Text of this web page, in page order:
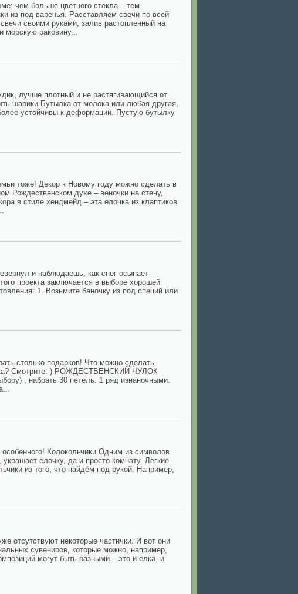
чем больше цветного стекла – тем
из-под варенья. Расставляем свечи по всей
своими руками, залив растопленный на
раковину...
лучше плотный и не растягивающийся от
шарики Бутылка от молока или любая другая,
устойчивы к деформации. Пустую бутылку
тоже! Декор к Новому году можно сделать в
Рождественском духе – веночки на стену,
в стиле хендмейд – эта елочка из клаптиков
и наблюдаешь, как снег осыпает
проекта заключается в выборе хорошей
1. Возьмите баночку из под специй или
столько подарков! Что можно сделать
Смотрите: ) РОЖДЕСТВЕНСКИЙ ЧУЛОК
, набрать 30 петель. 1 ряд изнаночными.
особенного! Колокольчики Одним из символов
ёлочку, да и просто комнату. Лёгкие
из того, что найдём под рукой. Например,
отсутствуют некоторые частички. И вот они
сувениров, которые можно, например,
могут быть разными – это и елка, и